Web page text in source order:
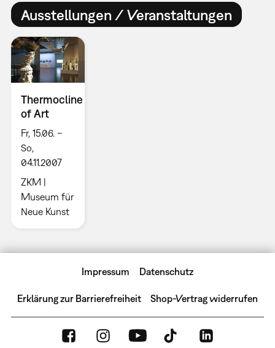
Ausstellungen / Veranstaltungen
Thermocline
of Art
Fr, 15.06. –
So,
04.11.2007
ZKM |
Museum für
Neue Kunst
Impressum Datenschutz
Erklärung zur Barrierefreiheit Shop-Vertrag widerrufen